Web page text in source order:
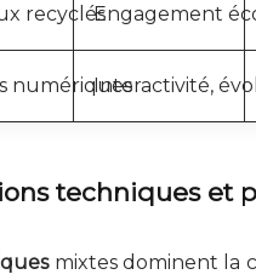
recyclésEngagement
numériquesInteractivité,
techniques et
mixtes dominent la